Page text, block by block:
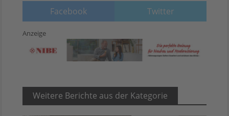
Facebook Twitter
Anzeige
Weitere Berichte aus der Kategorie